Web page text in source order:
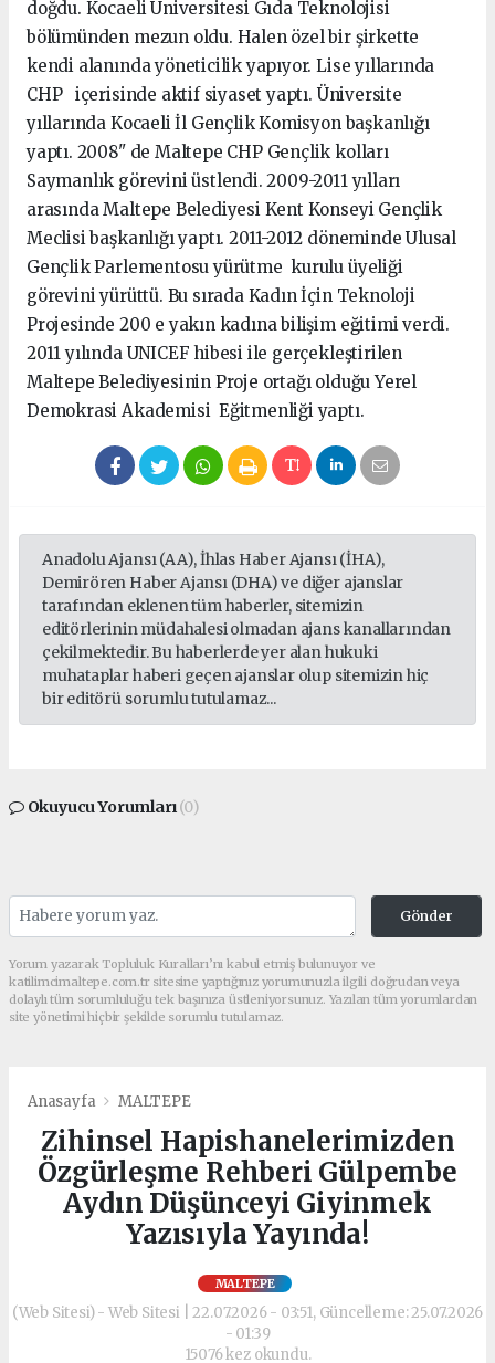
doğdu. Kocaeli Üniversitesi Gıda Teknolojisi
bölümünden mezun oldu. Halen özel bir şirkette
kendi alanında yöneticilik yapıyor. Lise yıllarında
CHP içerisinde aktif siyaset yaptı. Üniversite
yıllarında Kocaeli İl Gençlik Komisyon başkanlığı
yaptı. 2008" de Maltepe CHP Gençlik kolları
Saymanlık görevini üstlendi. 2009-2011 yılları
arasında Maltepe Belediyesi Kent Konseyi Gençlik
Meclisi başkanlığı yaptı. 2011-2012 döneminde Ulusal
Gençlik Parlementosu yürütme kurulu üyeliği
görevini yürüttü. Bu sırada Kadın İçin Teknoloji
Projesinde 200 e yakın kadına bilişim eğitimi verdi.
2011 yılında UNICEF hibesi ile gerçekleştirilen
Maltepe Belediyesinin Proje ortağı olduğu Yerel
Demokrasi Akademisi Eğitmenliği yaptı.
Anadolu Ajansı (AA), İhlas Haber Ajansı (İHA),
Demirören Haber Ajansı (DHA) ve diğer ajanslar
tarafından eklenen tüm haberler, sitemizin
editörlerinin müdahalesi olmadan ajans kanallarından
çekilmektedir. Bu haberlerde yer alan hukuki
muhataplar haberi geçen ajanslar olup sitemizin hiç
bir editörü sorumlu tutulamaz...
Okuyucu Yorumları(0)
Gönder
Yorum yazarak Topluluk Kuralları’nı kabul etmiş bulunuyor ve
katilimcimaltepe.com.tr sitesine yaptığınız yorumunuzla ilgili doğrudan veya
dolaylı tüm sorumluluğu tek başınıza üstleniyorsunuz. Yazılan tüm yorumlardan
site yönetimi hiçbir şekilde sorumlu tutulamaz.
Anasayfa MALTEPE
Zihinsel Hapishanelerimizden
Özgürleşme Rehberi Gülpembe
Aydın Düşünceyi Giyinmek
Yazısıyla Yayında!
MALTEPE
(Web Sitesi) - Web Sitesi | 22.07.2026 - 03:51, Güncelleme: 25.07.2026
- 01:39
15076 kez okundu.